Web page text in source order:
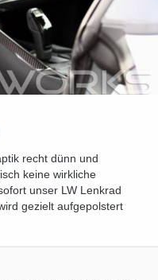
recht dünn und
keine wirkliche
unser LW Lenkrad
gezielt aufgepolstert